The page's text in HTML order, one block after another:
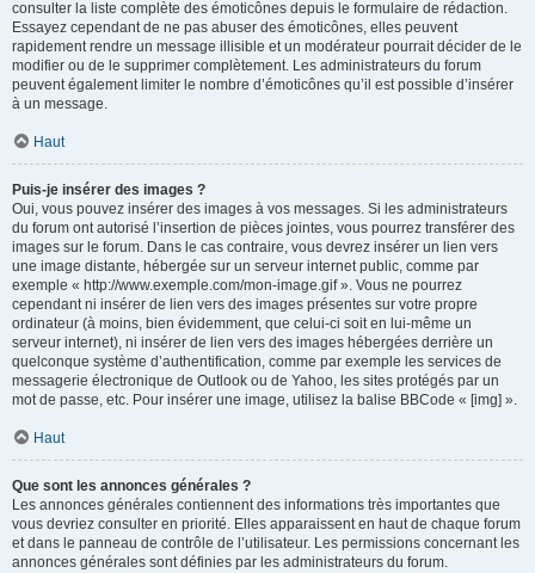
consulter la liste complète des émoticônes depuis le formulaire de rédaction.
Essayez cependant de ne pas abuser des émoticônes, elles peuvent
rapidement rendre un message illisible et un modérateur pourrait décider de le
modifier ou de le supprimer complètement. Les administrateurs du forum
peuvent également limiter le nombre d’émoticônes qu’il est possible d’insérer
à un message.
Haut
Puis-je insérer des images ?
Oui, vous pouvez insérer des images à vos messages. Si les administrateurs
du forum ont autorisé l’insertion de pièces jointes, vous pourrez transférer des
images sur le forum. Dans le cas contraire, vous devrez insérer un lien vers
une image distante, hébergée sur un serveur internet public, comme par
exemple « http://www.exemple.com/mon-image.gif ». Vous ne pourrez
cependant ni insérer de lien vers des images présentes sur votre propre
ordinateur (à moins, bien évidemment, que celui-ci soit en lui-même un
serveur internet), ni insérer de lien vers des images hébergées derrière un
quelconque système d’authentification, comme par exemple les services de
messagerie électronique de Outlook ou de Yahoo, les sites protégés par un
mot de passe, etc. Pour insérer une image, utilisez la balise BBCode « [img] ».
Haut
Que sont les annonces générales ?
Les annonces générales contiennent des informations très importantes que
vous devriez consulter en priorité. Elles apparaissent en haut de chaque forum
et dans le panneau de contrôle de l’utilisateur. Les permissions concernant les
annonces générales sont définies par les administrateurs du forum.